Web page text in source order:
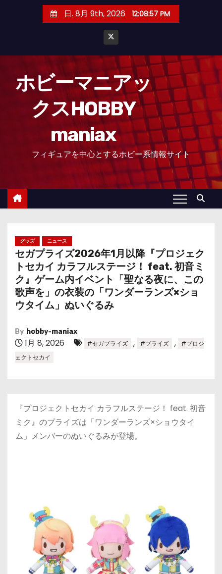
日. 8月 9th, 2026 12:08:58 PM
ホビーマニアッ
クスHOBBY
maniax
フィギュアを中心とするホビー系情報サイト
グッズ ニュース
セガプライズ2026年1月以降『プロジェク
トセカイ カラフルステージ！ feat. 初音ミ
ク』ゲーム内イベント「聖なる夜に、この
歌声を」の衣装の「ワンダーランズ×ショ
ウタイム」ぬいぐるみ
By hobby-maniax
1月 8, 2026 #セガプライズ , #プライズ ,
#プロジ
ェクトセカイ
『プロジェクトセカイ カラフルステージ！ feat. 初音
ミク』のプライズは「ワンダーランズ×ショウタイ
ム」メンバーのぬいぐるみが登場。